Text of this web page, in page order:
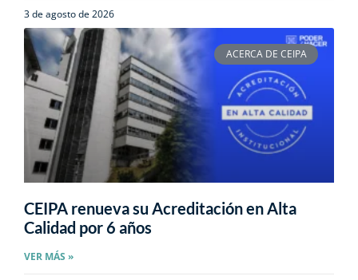
3 de agosto de 2026
ACERCA DE CEIPA
CEIPA renueva su Acreditación en Alta
Calidad por 6 años
VER MÁS »